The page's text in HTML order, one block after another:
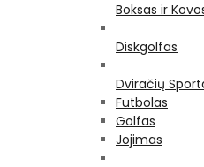
Boksas ir
Diskgolfas
Dviračių
Futbolas
Golfas
Jojimas